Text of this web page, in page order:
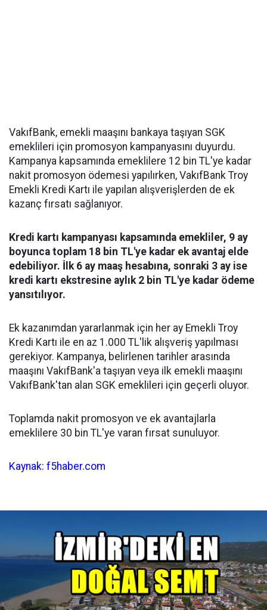
VakıfBank, emekli maaşını bankaya taşıyan SGK
emeklileri için promosyon kampanyasını duyurdu.
Kampanya kapsamında emeklilere 12 bin TL'ye kadar
nakit promosyon ödemesi yapılırken, VakıfBank Troy
Emekli Kredi Kartı ile yapılan alışverişlerden de ek
kazanç fırsatı sağlanıyor.
Kredi kartı kampanyası kapsamında emekliler, 9 ay
boyunca toplam 18 bin TL'ye kadar ek avantaj elde
edebiliyor. İlk 6 ay maaş hesabına, sonraki 3 ay ise
kredi kartı ekstresine aylık 2 bin TL'ye kadar ödeme
yansıtılıyor.
Ek kazanımdan yararlanmak için her ay Emekli Troy
Kredi Kartı ile en az 1.000 TL'lik alışveriş yapılması
gerekiyor. Kampanya, belirlenen tarihler arasında
maaşını VakıfBank'a taşıyan veya ilk emekli maaşını
VakıfBank'tan alan SGK emeklileri için geçerli oluyor.
Toplamda nakit promosyon ve ek avantajlarla
emeklilere 30 bin TL'ye varan fırsat sunuluyor.
Kaynak: f5haber.com